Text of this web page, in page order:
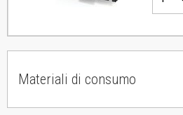
Materiali di consumo